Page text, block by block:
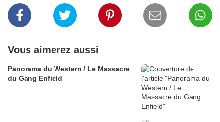
Vous aimerez aussi
Panorama du Western / Le Massacre
du Gang Enfield